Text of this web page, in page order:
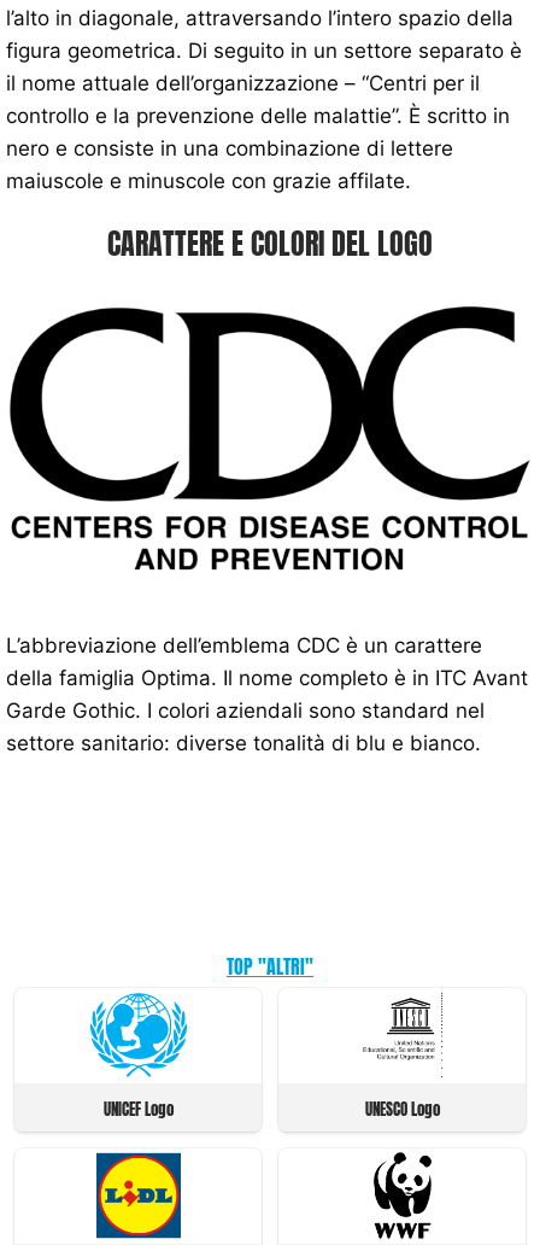
l’alto in diagonale, attraversando l’intero spazio della
figura geometrica. Di seguito in un settore separato è
il nome attuale dell’organizzazione – “Centri per il
controllo e la prevenzione delle malattie”. È scritto in
nero e consiste in una combinazione di lettere
maiuscole e minuscole con grazie affilate.
CARATTERE E COLORI DEL LOGO
L’abbreviazione dell’emblema CDC è un carattere
della famiglia Optima. Il nome completo è in ITC Avant
Garde Gothic. I colori aziendali sono standard nel
settore sanitario: diverse tonalità di blu e bianco.
TOP "ALTRI"
UNICEF Logo UNESCO Logo